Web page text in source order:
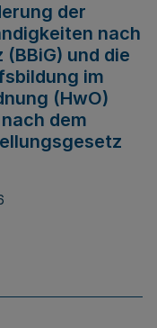
der
nach
und die
im
(HwO)
dem